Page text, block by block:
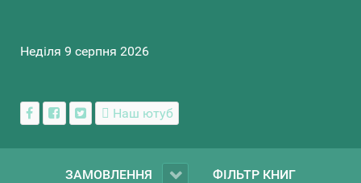
Неділя 9 серпня 2026
Наш ютуб
ЗАМОВЛЕННЯ ФІЛЬТР КНИГ